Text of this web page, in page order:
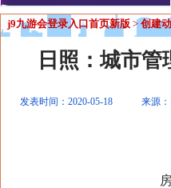
j9九游会登录入口首页新版 > 创建
日照：城市
发表时间：2020-05-18 来源